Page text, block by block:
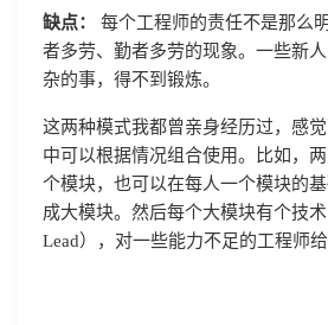
缺点：
每个工程师的责任不是那么
者多劳、勤者多劳的现象。一些新
杂的事，得不到锻炼。
这两种模式我都曾亲身经历过，感
中可以根据情况组合使用。比如，
个模块，也可以在每人一个模块的
成大模块。然后每个大模块有个技
Lead），对一些能力不足的工程师